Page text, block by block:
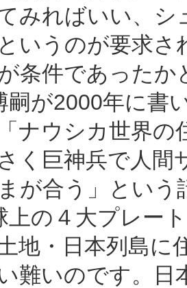
みればいい、シ
いうのが要求
条件であったか
嗣が2000年に書
ナウシカ世界の
く巨神兵で人間
が合う」とい
上の４大プレー
地・日本列島に
難いのです。日